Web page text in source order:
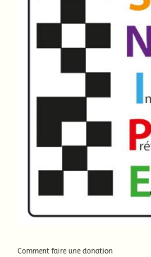
Comment faire une donation